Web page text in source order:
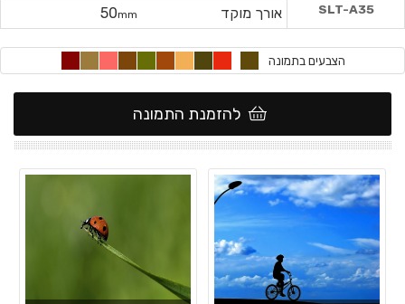
אורך מוקד
50mm
SLT-A35
הצבעים בתמונה
להזמנת התמונה